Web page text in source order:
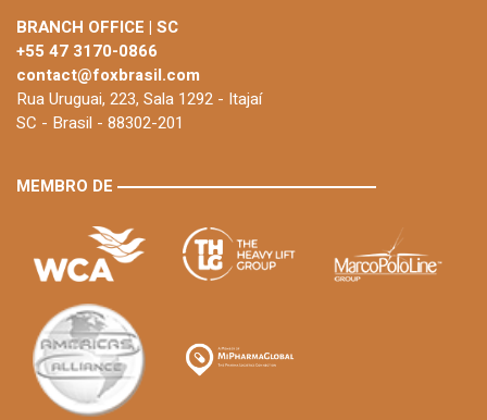
BRANCH OFFICE | SC
+55 47 3170-0866
contact@foxbrasil.com
Rua Uruguai, 223, Sala 1292 - Itajaí
SC - Brasil - 88302-201
MEMBRO DE